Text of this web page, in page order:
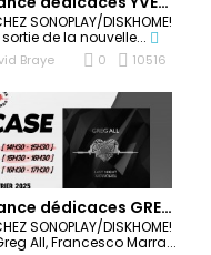
SONOPLAY/DISKHOME!
de la nouvelle...
Braye 10516
0
Showcase / séance dédicaces GREG ALL
SONOPLAY/DISKHOME!
All, Francesco Marra...